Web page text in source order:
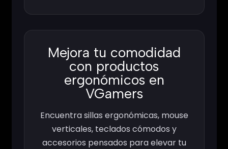
Mejora tu comodidad
con productos
ergonómicos en
VGamers
Encuentra sillas ergonómicas, mouse
verticales, teclados cómodos y
accesorios pensados para elevar tu